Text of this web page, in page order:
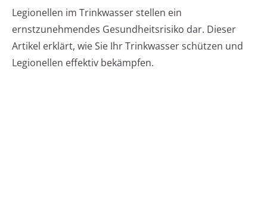
Legionellen im Trinkwasser stellen ein
ernstzunehmendes Gesundheitsrisiko dar. Dieser
Artikel erklärt, wie Sie Ihr Trinkwasser schützen und
Legionellen effektiv bekämpfen.